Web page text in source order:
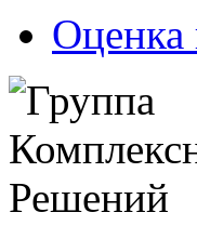
Оценка